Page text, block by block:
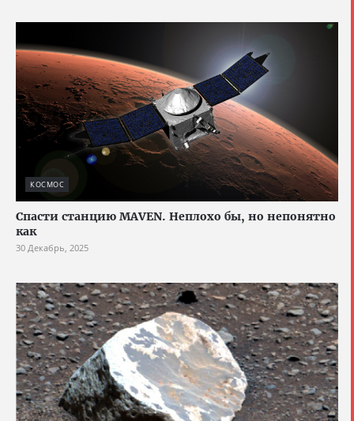
КОСМОС
Спасти станцию MAVEN. Неплохо бы, но непонятно
как
30 Декабрь, 2025